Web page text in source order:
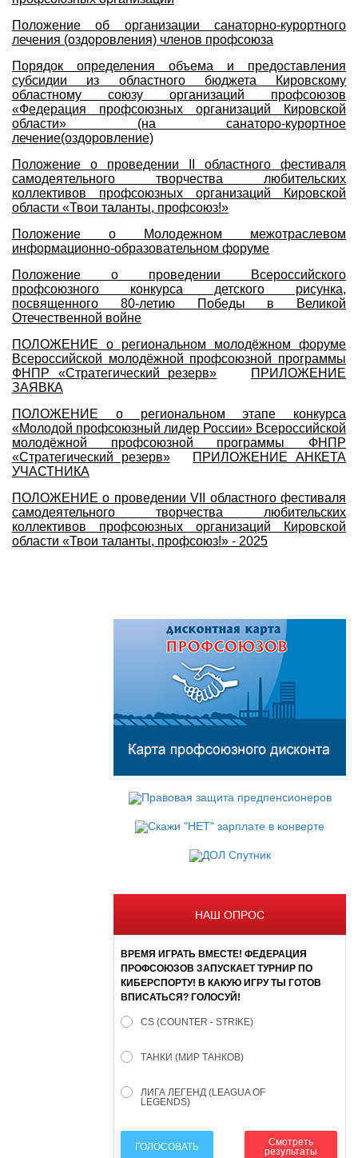
Положение об организации санаторно-курортного
лечения (оздоровления) членов профсоюза
Порядок определения объема и предоставления
субсидии из областного бюджета Кировскому
областному союзу организаций профсоюзов
«Федерация профсоюзных организаций Кировской
области» (на санаторо-курортное
лечение(оздоровление)
Положение о проведении II областного фестиваля
самодеятельного творчества любительских
коллективов профсоюзных организаций Кировской
области «Твои таланты, профсоюз!»
Положение о Молодежном межотраслевом
информационно-образовательном форуме
Положение о проведении Всероссийского
профсоюзного конкурса детского рисунка,
посвященного 80-летию Победы в Великой
Отечественной войне
ПОЛОЖЕНИЕ о региональном молодёжном форуме
Всероссийской молодёжной профсоюзной программы
ФНПР «Стратегический резерв»
ПРИЛОЖЕНИЕ
ЗАЯВКА
ПОЛОЖЕНИЕ о региональном этапе конкурса
«Молодой профсоюзный лидер России» Всероссийской
молодёжной профсоюзной программы ФНПР
«Стратегический резерв»
ПРИЛОЖЕНИЕ АНКЕТА
УЧАСТНИКА
ПОЛОЖЕНИЕ о проведении VII областного фестиваля
самодеятельного творчества любительских
коллективов профсоюзных организаций Кировской
области «Твои таланты, профсоюз!» - 2025
НАШ ОПРОС
ВРЕМЯ ИГРАТЬ ВМЕСТЕ! ФЕДЕРАЦИЯ
ПРОФСОЮЗОВ ЗАПУСКАЕТ ТУРНИР ПО
КИБЕРСПОРТУ! В КАКУЮ ИГРУ ТЫ ГОТОВ
ВПИСАТЬСЯ? ГОЛОСУЙ!
CS (COUNTER - STRIKE)
ТАНКИ (МИР ТАНКОВ)
ЛИГА ЛЕГЕНД (LEAGUA OF
LEGENDS)
ГОЛОСОВАТЬ
Смотреть
результаты